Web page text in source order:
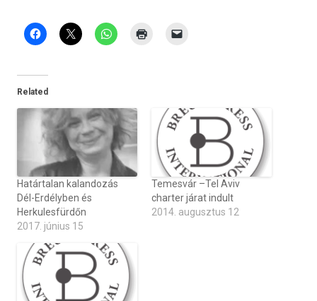
Related
Határtalan kalandozás
Dél-Erdélyben és
Herkulesfürdőn
2017. június 15
Temesvár –Tel Aviv
charter járat indult
2014. augusztus 12